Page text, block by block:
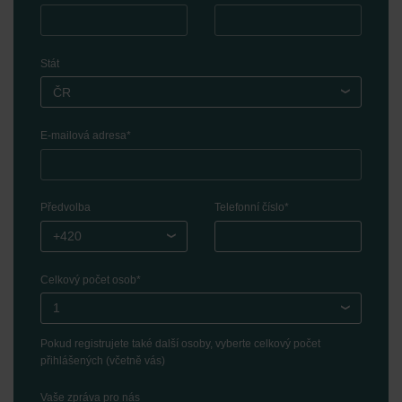
Limitet Şirketi: Web Sitesi Çerezleri
Zehnder Group Nederland bv: Privacyverklaringen
Zehnder Group Sales International: Privacy Policy
Zehnder Group Schweiz AG: Datenschutz
Zehnder Polska Sp. z o.o.: Oświadczenie o ochronie
ČR
Stát
E-mailová adresa*
+420
Předvolba Telefonní číslo*
1
Pokud registrujete také další osoby, vyberte celkový počet
přihlášených (včetně vás)
Celkový počet osob*
Vaše zpráva pro nás